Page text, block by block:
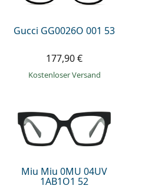
Gucci GG0026O 001 53
177,90 €
Kostenloser Versand
Miu Miu 0MU 04UV
1AB1O1 52